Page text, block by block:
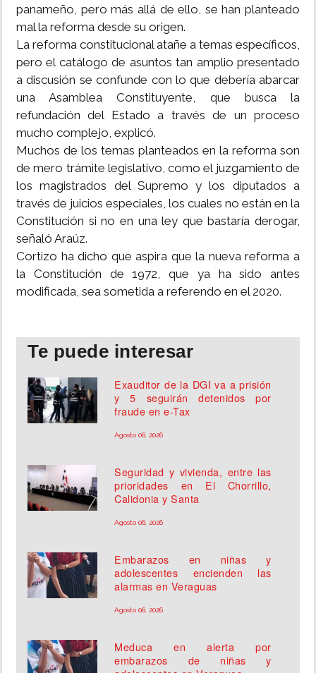
panameño, pero más allá de ello, se han planteado
mal la reforma desde su origen.
La reforma constitucional atañe a temas específicos,
pero el catálogo de asuntos tan amplio presentado
a discusión se confunde con lo que debería abarcar
una Asamblea Constituyente, que busca la
refundación del Estado a través de un proceso
mucho complejo, explicó.
Muchos de los temas planteados en la reforma son
de mero trámite legislativo, como el juzgamiento de
los magistrados del Supremo y los diputados a
través de juicios especiales, los cuales no están en la
Constitución si no en una ley que bastaría derogar,
señaló Araúz.
Cortizo ha dicho que aspira que la nueva reforma a
la Constitución de 1972, que ya ha sido antes
modificada, sea sometida a referendo en el 2020.
Te puede interesar
Exauditor de la DGI va a prisión
y 5 seguirán detenidos por
fraude en e-Tax
Agosto 06, 2026
Seguridad y vivienda, entre las
prioridades en El Chorrillo,
Calidonia y Santa
Agosto 06, 2026
Embarazos en niñas y
adolescentes encienden las
alarmas en Veraguas
Agosto 06, 2026
Meduca en alerta por
embarazos de niñas y